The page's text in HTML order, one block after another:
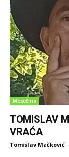
Mesečina
TOMISLAV
VRAĆA
Tomislav Mačković -